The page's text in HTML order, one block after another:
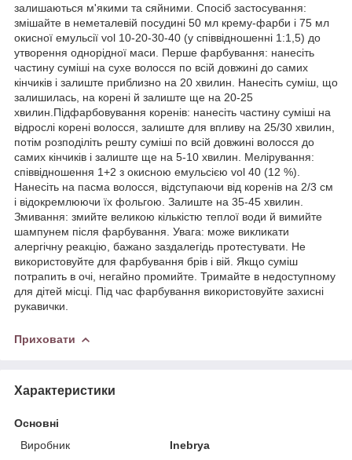
залишаються м'якими та сяйними. Спосіб застосування:
змішайте в неметалевій посудині 50 мл крему-фарби і 75 мл
окисної емульсії vol 10-20-30-40 (у співвідношенні 1:1,5) до
утворення однорідної маси. Перше фарбування: нанесіть
частину суміші на сухе волосся по всій довжині до самих
кінчиків і залиште приблизно на 20 хвилин. Нанесіть суміш, що
залишилась, на корені й залиште ще на 20-25
хвилин.Підфарбовування коренів: нанесіть частину суміші на
відрослі корені волосся, залиште для впливу на 25/30 хвилин,
потім розподіліть решту суміші по всій довжині волосся до
самих кінчиків і залиште ще на 5-10 хвилин. Мелірування:
співвідношення 1+2 з окисною емульсією vol 40 (12 %).
Нанесіть на пасма волосся, відступаючи від коренів на 2/3 см
і відокремлюючи їх фольгою. Залиште на 35-45 хвилин.
Змивання: змийте великою кількістю теплої води й вимийте
шампунем після фарбування. Увага: може викликати
алергічну реакцію, бажано заздалегідь протестувати. Не
використовуйте для фарбування брів і вій. Якщо суміш
потрапить в очі, негайно промийте. Тримайте в недоступному
для дітей місці. Під час фарбування використовуйте захисні
рукавички.
Приховати
Характеристики
Основні
Виробник
Inebrya